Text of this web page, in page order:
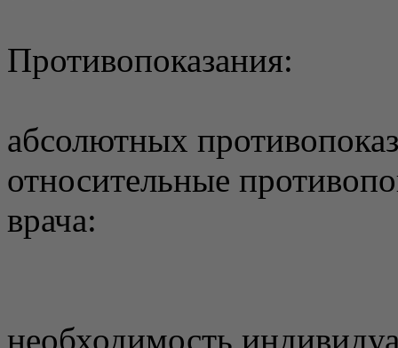
Противопоказания:
абсолютных
относительные
врача:
необходимость